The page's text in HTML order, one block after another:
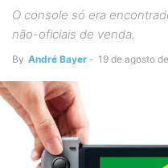
O console só era
não-oficiais de venda.
By André Bayer - 19 de agosto